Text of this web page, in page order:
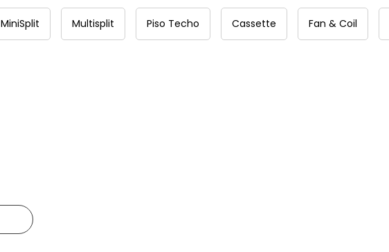
MiniSplit Multisplit Piso Techo Cassette Fan & Coil